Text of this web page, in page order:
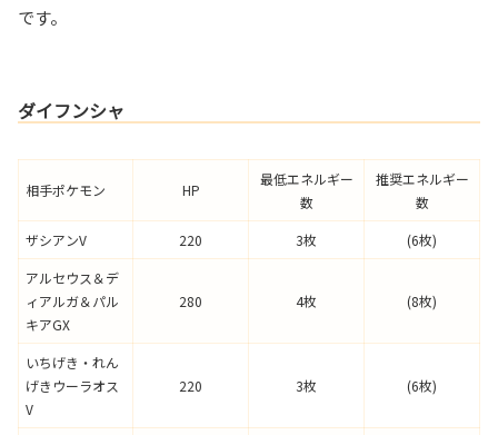
です。
ダイフンシャ
相手ポケモン HP
最低エネルギー
数
推奨エネルギー
数
ザシアンV
220 3枚
(6枚)
アルセウス＆デ
ィアルガ＆パル
キアGX
280 4枚 (8枚)
いちげき・れん
げきウーラオス
V
220 3枚 (6枚)